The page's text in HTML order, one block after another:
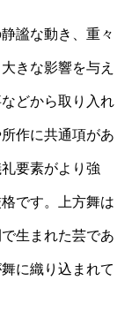
謐な動き、重々
きな影響を与え
どから取り入れ
作に共通項があ
要素がより強
です。上方舞は
生まれた芸であ
に織り込まれて